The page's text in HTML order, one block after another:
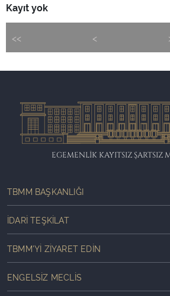
Kayıt yok
<< <
EGEMENLİK KAYITSIZ ŞARTSIZ
TBMM BAŞKANLIĞI
İDARI TEŞKILAT
TBMM'YI ZIYARET EDIN
ENGELSIZ MECLIS